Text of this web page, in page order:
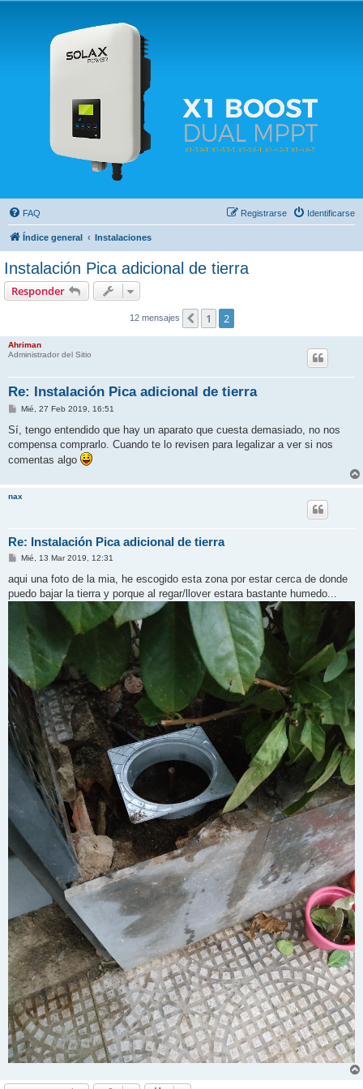
Solax FAQ
Lugar para intercambiar dudas sobre inversores solares Solax y temas relacionados.
FAQ Identificarse
Registrarse
Índice general Instalaciones
Instalación Pica adicional de tierra
Responder
12 mensajes Anterior
1 2
Ahriman
Administrador del Sitio
Re: Instalación Pica adicional de tierra
M
n
s
a
j
e
Mié, 27 Feb 2019, 16:51
Sí, tengo entendido que hay un aparato que cuesta demasiado, no nos
compensa comprarlo. Cuando te lo revisen para legalizar a ver si nos
comentas algo
nax
Re: Instalación Pica adicional de tierra
M
n
s
a
Mié, 13 Mar 2019, 12:31
aqui una foto de la mia, he escogido esta zona por estar cerca de donde
puedo bajar la tierra y porque al regar/llover estara bastante humedo...